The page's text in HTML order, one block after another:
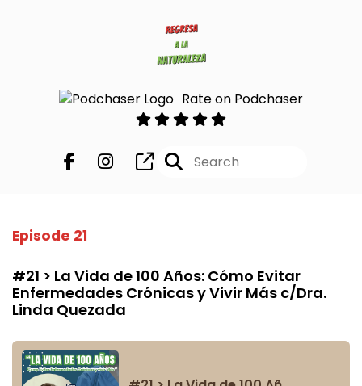
Rate on Podchaser
Episode 21
#21 > La Vida de 100 Años: Cómo Evitar
Enfermedades Crónicas y Vivir Más c/Dra.
Linda Quezada